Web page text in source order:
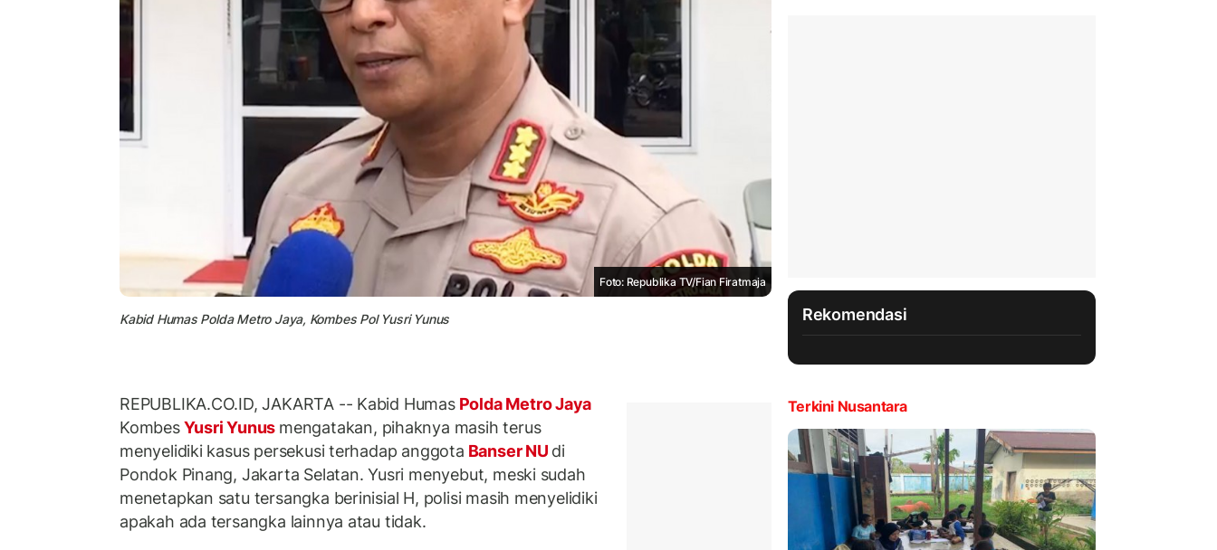
Foto: Republika TV/Fian Firatmaja
Kabid Humas Polda Metro Jaya, Kombes Pol Yusri Yunus
REPUBLIKA.CO.ID, JAKARTA -- Kabid HumasPolda Metro Jaya
KombesYusri Yunus mengatakan, pihaknya masih terus
menyelidiki kasus persekusi terhadap anggota Banser NU di
Pondok Pinang, Jakarta Selatan. Yusri menyebut, meski sudah
menetapkan satu tersangka berinisial H, polisi masih menyelidiki
apakah ada tersangka lainnya atau tidak.
Rekomendasi
Terkini Nusantara